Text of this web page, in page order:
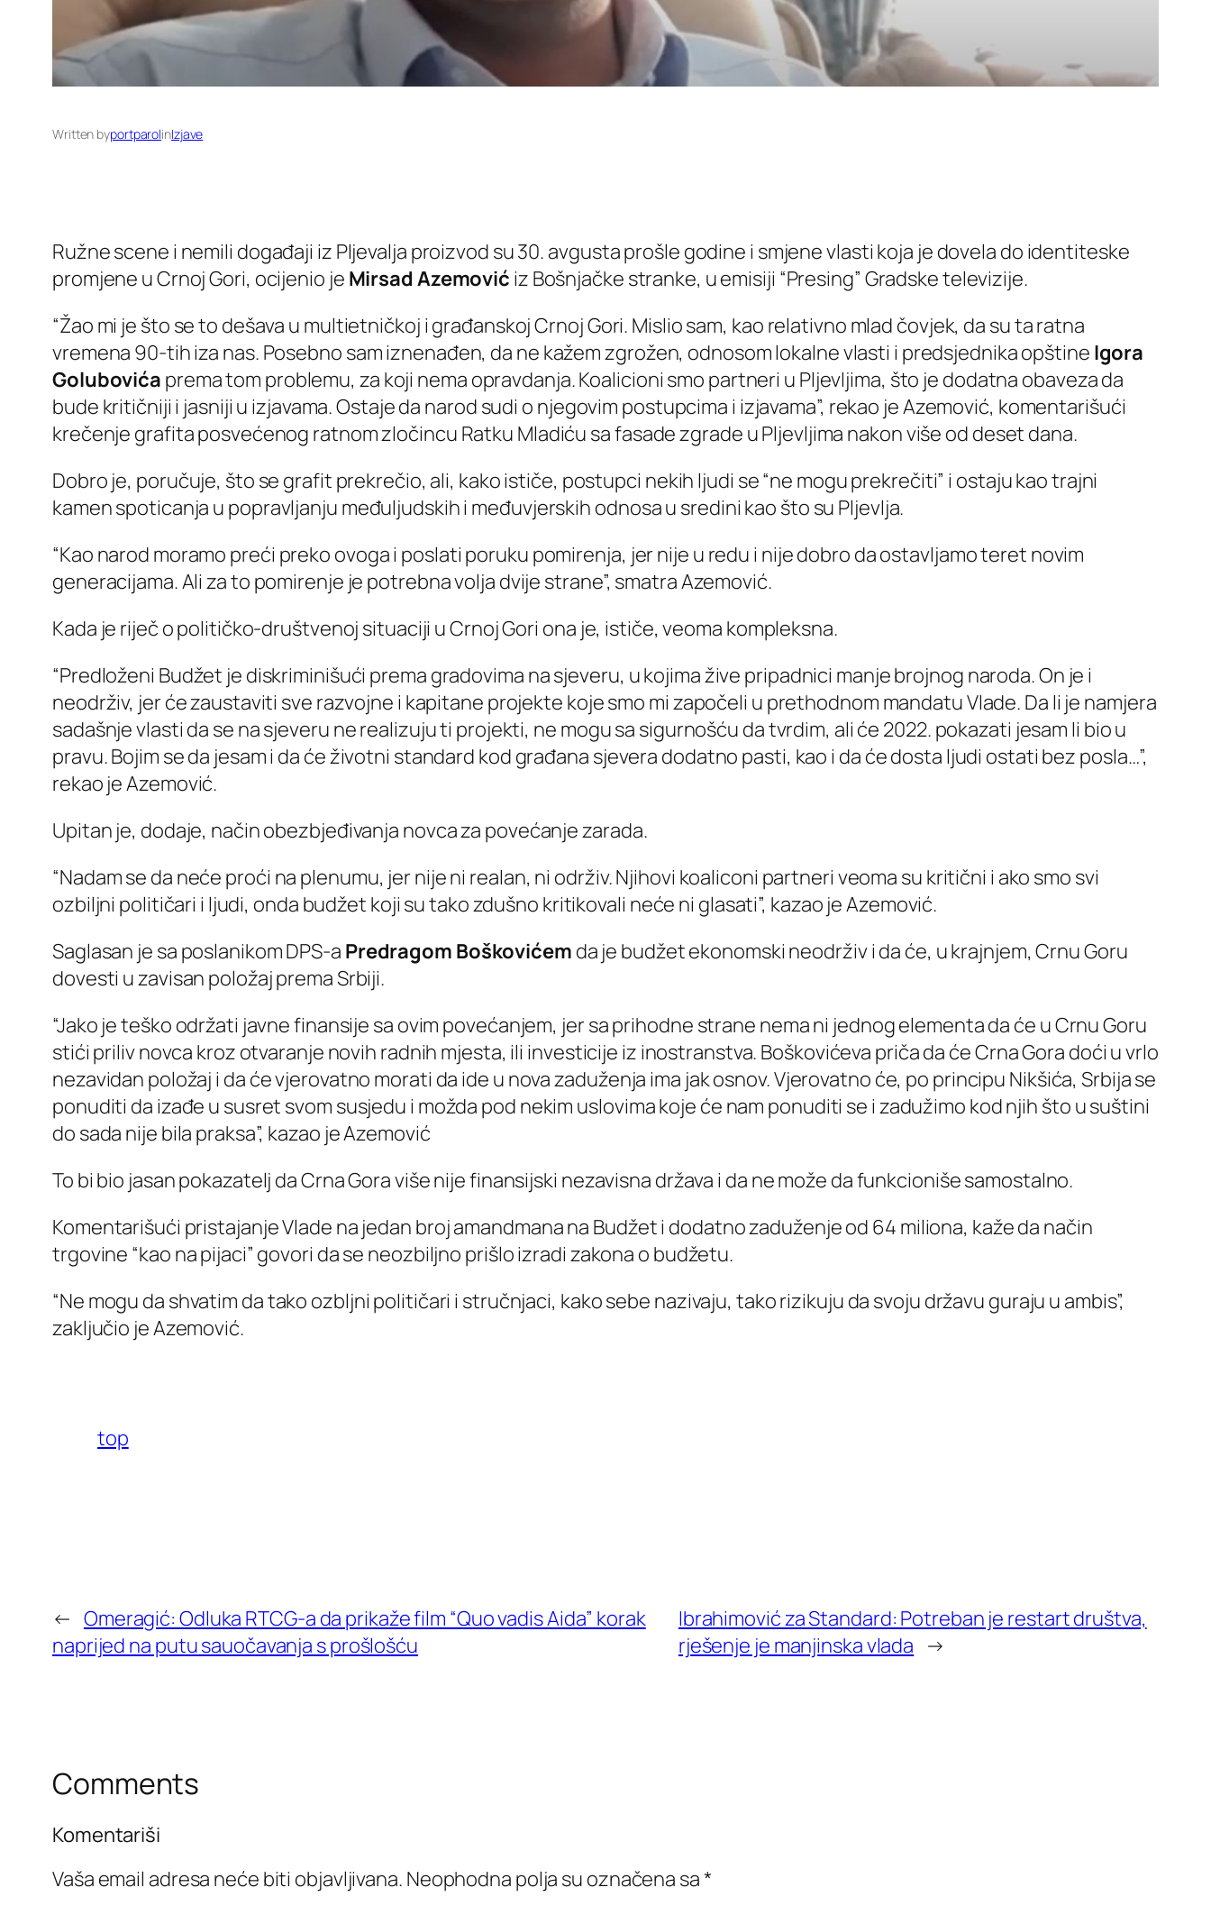
Written byportparolinIzjave
Ružne scene i nemili događaji iz Pljevalja proizvod su 30. avgusta prošle godine i smjene vlasti koja je dovela do identiteske
promjene u Crnoj Gori, ocijenio je Mirsad Azemović iz Bošnjačke stranke, u emisiji “Presing” Gradske televizije.
“Žao mi je što se to dešava u multietničkoj i građanskoj Crnoj Gori. Mislio sam, kao relativno mlad čovjek, da su ta ratna
vremena 90-tih iza nas. Posebno sam iznenađen, da ne kažem zgrožen, odnosom lokalne vlasti i predsjednika opštine Igora
Golubovića prema tom problemu, za koji nema opravdanja. Koalicioni smo partneri u Pljevljima, što je dodatna obaveza da
bude kritičniji i jasniji u izjavama. Ostaje da narod sudi o njegovim postupcima i izjavama”, rekao je Azemović, komentarišući
krečenje grafita posvećenog ratnom zločincu Ratku Mladiću sa fasade zgrade u Pljevljima nakon više od deset dana.
Dobro je, poručuje, što se grafit prekrečio, ali, kako ističe, postupci nekih ljudi se “ne mogu prekrečiti” i ostaju kao trajni
kamen spoticanja u popravljanju međuljudskih i međuvjerskih odnosa u sredini kao što su Pljevlja.
“Kao narod moramo preći preko ovoga i poslati poruku pomirenja, jer nije u redu i nije dobro da ostavljamo teret novim
generacijama. Ali za to pomirenje je potrebna volja dvije strane”, smatra Azemović.
Kada je riječ o političko-društvenoj situaciji u Crnoj Gori ona je, ističe, veoma kompleksna.
“Predloženi Budžet je diskriminišući prema gradovima na sjeveru, u kojima žive pripadnici manje brojnog naroda. On je i
neodrživ, jer će zaustaviti sve razvojne i kapitane projekte koje smo mi započeli u prethodnom mandatu Vlade. Da li je namjera
sadašnje vlasti da se na sjeveru ne realizuju ti projekti, ne mogu sa sigurnošću da tvrdim, ali će 2022. pokazati jesam li bio u
pravu. Bojim se da jesam i da će životni standard kod građana sjevera dodatno pasti, kao i da će dosta ljudi ostati bez posla…”,
rekao je Azemović.
Upitan je, dodaje, način obezbjeđivanja novca za povećanje zarada.
“Nadam se da neće proći na plenumu, jer nije ni realan, ni održiv. Njihovi koaliconi partneri veoma su kritični i ako smo svi
ozbiljni političari i ljudi, onda budžet koji su tako zdušno kritikovali neće ni glasati”, kazao je Azemović.
Saglasan je sa poslanikom DPS-a Predragom Boškovićem da je budžet ekonomski neodrživ i da će, u krajnjem, Crnu Goru
dovesti u zavisan položaj prema Srbiji.
“Jako je teško održati javne finansije sa ovim povećanjem, jer sa prihodne strane nema ni jednog elementa da će u Crnu Goru
stići priliv novca kroz otvaranje novih radnih mjesta, ili investicije iz inostranstva. Boškovićeva priča da će Crna Gora doći u vrlo
nezavidan položaj i da će vjerovatno morati da ide u nova zaduženja ima jak osnov. Vjerovatno će, po principu Nikšića, Srbija se
ponuditi da izađe u susret svom susjedu i možda pod nekim uslovima koje će nam ponuditi se i zadužimo kod njih što u suštini
do sada nije bila praksa”, kazao je Azemović
To bi bio jasan pokazatelj da Crna Gora više nije finansijski nezavisna država i da ne može da funkcioniše samostalno.
Komentarišući pristajanje Vlade na jedan broj amandmana na Budžet i dodatno zaduženje od 64 miliona, kaže da način
trgovine “kao na pijaci” govori da se neozbiljno prišlo izradi zakona o budžetu.
“Ne mogu da shvatim da tako ozbljni političari i stručnjaci, kako sebe nazivaju, tako rizikuju da svoju državu guraju u ambis”,
zaključio je Azemović.
top
← Omeragić: Odluka RTCG-a da prikaže film “Quo vadis Aida” korak
naprijed na putu sauočavanja s prošlošću
Ibrahimović za Standard: Potreban je restart društva,
rješenje je manjinska vlada →
Comments
Komentariši
Vaša email adresa neće biti objavljivana. Neophodna polja su označena sa*